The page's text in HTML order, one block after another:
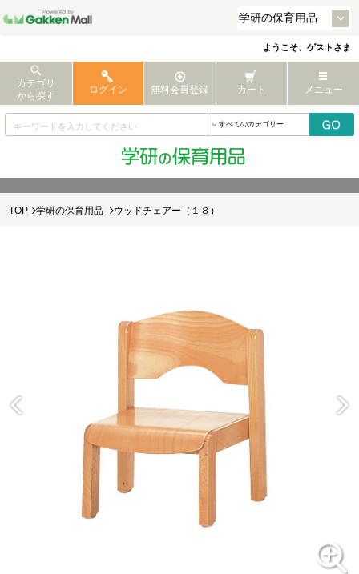
ようこそ、ゲストさま
カテゴリ
から探す
ログイン 無料会員登録 カート メニュー
TOP 学研の保育用品 ウッドチェアー（１８）